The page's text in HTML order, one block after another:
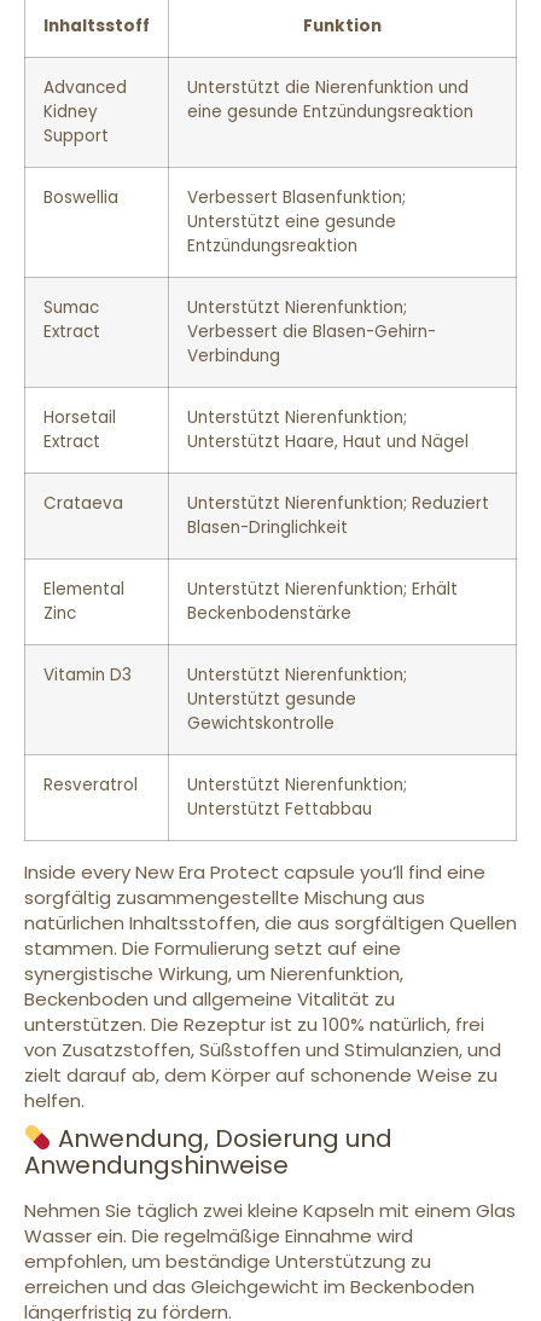
Inhaltsstoff Funktion
Advanced
Kidney
Support
Unterstützt die Nierenfunktion und
eine gesunde Entzündungsreaktion
Boswellia
Verbessert Blasenfunktion;
Unterstützt eine gesunde
Entzündungsreaktion
Sumac
Extract
Unterstützt Nierenfunktion;
Verbessert die Blasen-Gehirn-
Verbindung
Horsetail
Extract
Unterstützt Nierenfunktion;
Unterstützt Haare, Haut und Nägel
Crataeva
Unterstützt Nierenfunktion; Reduziert
Blasen-Dringlichkeit
Elemental
Zinc
Unterstützt Nierenfunktion; Erhält
Beckenbodenstärke
Vitamin D3
Unterstützt Nierenfunktion;
Unterstützt gesunde
Gewichtskontrolle
Resveratrol
Unterstützt Nierenfunktion;
Unterstützt Fettabbau
Inside every New Era Protect capsule you’ll find eine
sorgfältig zusammengestellte Mischung aus
natürlichen Inhaltsstoffen, die aus sorgfältigen Quellen
stammen. Die Formulierung setzt auf eine
synergistische Wirkung, um Nierenfunktion,
Beckenboden und allgemeine Vitalität zu
unterstützen. Die Rezeptur ist zu 100% natürlich, frei
von Zusatzstoffen, Süßstoffen und Stimulanzien, und
zielt darauf ab, dem Körper auf schonende Weise zu
helfen.
Anwendung, Dosierung und
Anwendungshinweise
Nehmen Sie täglich zwei kleine Kapseln mit einem Glas
Wasser ein. Die regelmäßige Einnahme wird
empfohlen, um beständige Unterstützung zu
erreichen und das Gleichgewicht im Beckenboden
längerfristig zu fördern.